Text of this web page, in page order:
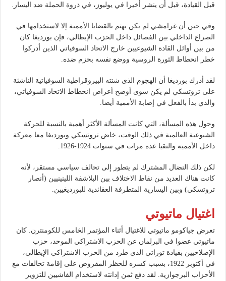
قبل القيادة، قبل أن ينشر أخيرا في يوليوز، في ذروة الحملة ضد اليسار.
وفي حين أن غرامشي لم يكن يهتم بالقضايا الأممية إلا لاستخدامها في
الصراع الداخلي بين الفصائل داخل الحزب الإيطالي، فإن بورديغا كان
من بين أوائل القادة الشيوعيين خارج الاتحاد السوفياتي الذين أدركوا
خطر انحطاط الثورة الروسية ووضع نفسه بحزم ضده.
لقد أدرك بورديغا أن الهجوم الذي شنته البيروقراطية السوفياتية الناشئة
على تروتسكي لم يكن سوى أوضح أعراض انحطاط الاتحاد السوفياتي،
والذي بدأ بالفعل في إصابة الأممية أيضا.
وحول هذه المسألة، التي كانت المسألة الأكثر أهمية بالنسبة للحركة
الشيوعية العالمية في ذلك الوقت، خاض تروتسكي وبورديغا معا معركة
داخل الأممية والتقيا عدة مرات في سنوات 1924-1926.
لكن ذلك النضال المشترك لم يتطور إلى تحالف سياسي مستقر، لأنه
كانت هناك العديد من نقاط الاختلاف بين البلاشفة اللينينيين (أنصار
تروتسكي) وبين اليسارية المتطرفة العقائدية للبورديغيين.
اغتيال ماتيوتي
تعرض جياكومو ماتيوتي للاغتيال أثناء المؤتمر الخامس للكومنترن. كان
ماتيوتي عضوا في البرلمان عن الحزب الاشتراكي الموحد، حزب
الإصلاحيين بقيادة توراتي الذي طرد من الحزب الاشتراكي الإيطالي،
في أكتوبر 1922، بسبب كسره للحظر المفروض على إقامة تحالفات مع
الأحزاب البرجوازية. لقد دفع ثمن إدانته لاستخدام الفاشيين للتزوير